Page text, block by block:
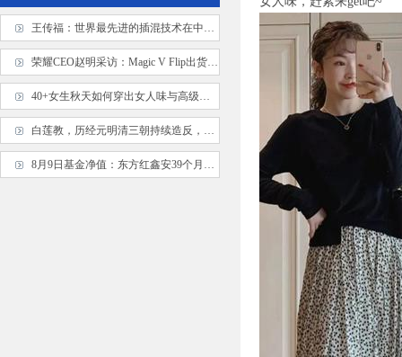
王传福：世界最先进的插混技术在中国，全球插混进入中国时刻
荣耀CEO赵明采访：Magic V Flip出货超百万台可盈亏平衡
40+女生秋天如何穿出女人味与高级感？跟着博主学起来，气质爆棚
白莲教，历经元明清三朝持续造反，但为什么就是不能成功？
8月9日基金净值：东方红鑫安39个月定开债券最新净值1.0054，涨0.05%